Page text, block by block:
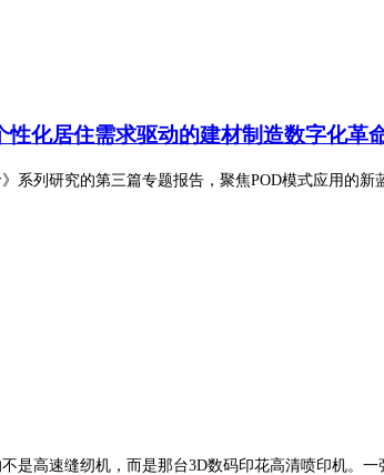
性化居住需求驱动的建材制造数字化革
系列研究的第三篇专题报告，聚焦POD模式应用的
高速缝纫机，而是那台3D数码印花高清喷印机。